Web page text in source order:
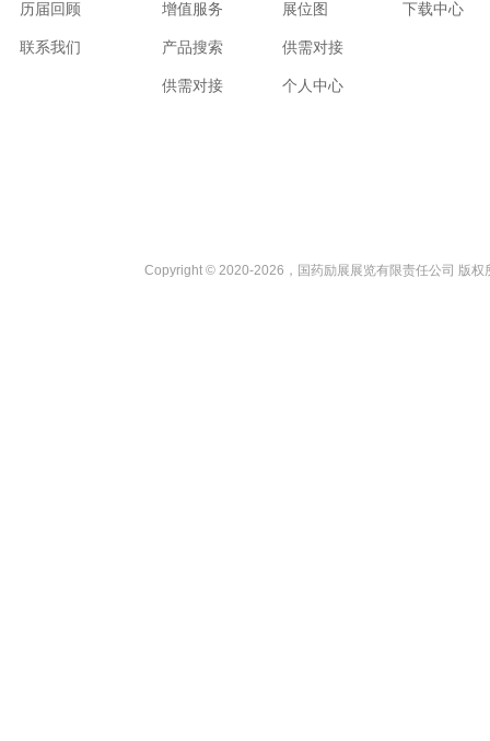
历届回顾
联系我们
增值服务
产品搜索
供需对接
展位图
供需对接
个人中心
下载中心
Copyright © 2020-2026，国药励展展览有限责任公司 版权